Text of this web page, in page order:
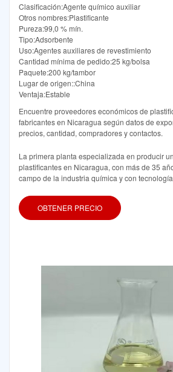
Clasificación:Agente químico auxiliar
Otros nombres:Plastificante
Pureza:99,0 % mín.
Tipo:Adsorbente
Uso:Agentes auxiliares de revestimiento
Cantidad mínima de pedido:25 kg/bolsa
Paquete:200 kg/tambor
Lugar de origen::China
Ventaja:Estable
Encuentre proveedores económicos de
fabricantes en Nicaragua según datos de
precios, cantidad, compradores y contactos.
La primera planta especializada en producir
plastificantes en Nicaragua, con más de 35
campo de la industria química y con
OBTENER PRECIO